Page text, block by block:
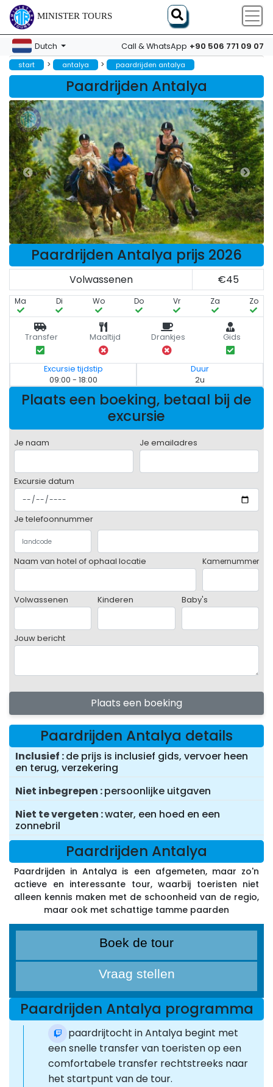
MINISTER TOURS
Dutch Call & WhatsApp +90 506 771 09 07
start > antalya > paardrijden antalya
Paardrijden Antalya
Paardrijden Antalya prijs 2026
Volwassenen €45
Ma Di Wo Do Vr Za Zo
Transfer Maaltijd Drankjes Gids
Excursie tijdstip
09:00 - 18:00
Duur
2u
Plaats een boeking, betaal bij de
excursie
Je naam Je emailadres
Excursie datum
Je telefoonnummer
Naam van hotel of ophaal locatie Kamernummer
Volwassenen Kinderen Baby's
Jouw bericht
Plaats een boeking
Paardrijden Antalya details
Inclusief de prijs is inclusief gids, vervoer heen
en terug, verzekering
Niet inbegrepen persoonlijke uitgaven
Niet te vergeten water, een hoed en een
zonnebril
Paardrijden Antalya
Paardrijden in Antalya is een afgemeten, maar zo'n
actieve en interessante tour, waarbij toeristen niet
alleen kennis maken met de schoonheid van de regio,
maar ook met schattige tamme paarden
Boek de tour
Vraag stellen
Paardrijden Antalya programma
Een paardrijtocht in Antalya begint met
een snelle transfer van toeristen op een
comfortabele transfer rechtstreeks naar
het startpunt van de tour.